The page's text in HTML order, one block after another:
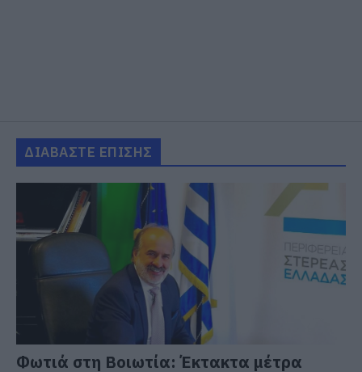
ΔΙΑΒΑΣΤΕ ΕΠΙΣΗΣ
Φωτιά στη Βοιωτία: Έκτακτα μέτρα